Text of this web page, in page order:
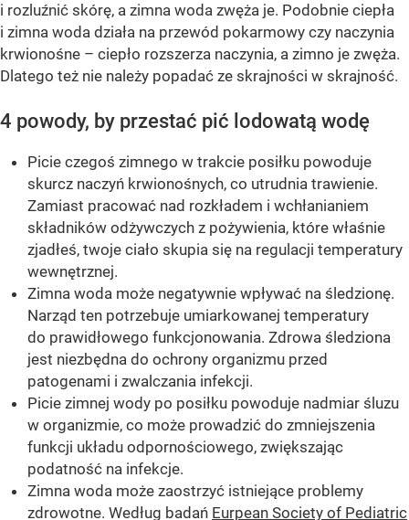
i rozluźnić skórę, a zimna woda zwęża je. Podobnie ciepła
i zimna woda działa na przewód pokarmowy czy naczynia
krwionośne – ciepło rozszerza naczynia, a zimno je zwęża.
Dlatego też nie należy popadać ze skrajności w skrajność.
4 powody, by przestać pić lodowatą wodę
Picie czegoś zimnego w trakcie posiłku powoduje
skurcz naczyń krwionośnych, co utrudnia trawienie.
Zamiast pracować nad rozkładem i wchłanianiem
składników odżywczych z pożywienia, które właśnie
zjadłeś, twoje ciało skupia się na regulacji temperatury
wewnętrznej.
Zimna woda może negatywnie wpływać na śledzionę.
Narząd ten potrzebuje umiarkowanej temperatury
do prawidłowego funkcjonowania. Zdrowa śledziona
jest niezbędna do ochrony organizmu przed
patogenami i zwalczania infekcji.
Picie zimnej wody po posiłku powoduje nadmiar śluzu
w organizmie, co może prowadzić do zmniejszenia
funkcji układu odpornościowego, zwiększając
podatność na infekcje.
Zimna woda może zaostrzyć istniejące problemy
zdrowotne. Według badań Eurpean Society of Pediatric